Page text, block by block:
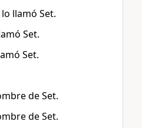
llamó Set.
Set.
Set.
de Set.
de Set.